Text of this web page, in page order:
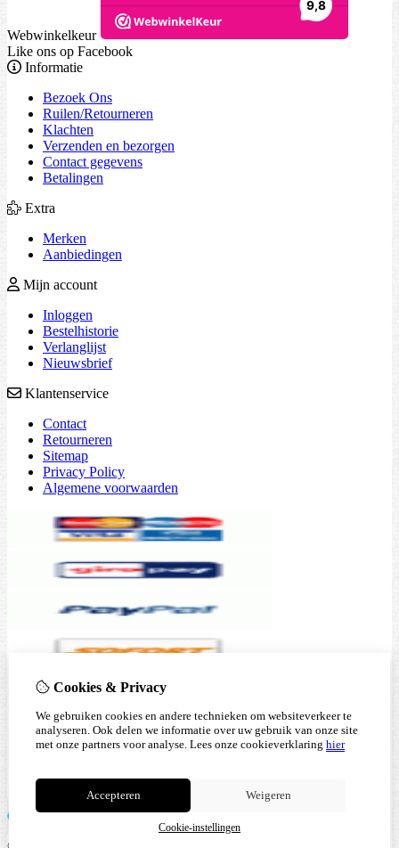
Webwinkelkeur
Like ons op Facebook
Informatie
Bezoek Ons
Ruilen/Retourneren
Klachten
Verzenden en bezorgen
Contact gegevens
Betalingen
Extra
Merken
Aanbiedingen
Mijn account
Inloggen
Bestelhistorie
Verlanglijst
Nieuwsbrief
Klantenservice
Contact
Retourneren
Sitemap
Privacy Policy
Algemene voorwaarden
Cookies & Privacy
We gebruiken cookies en andere technieken om websiteverkeer te
analyseren. Ook delen we informatie over uw gebruik van onze site
met onze partners voor analyse. Lees onze cookieverklaring hier
Accepteren Weigeren
Cookie-instellingen